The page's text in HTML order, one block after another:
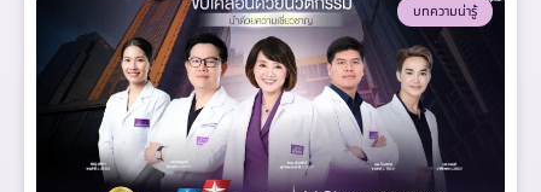
บทความน่ารู้